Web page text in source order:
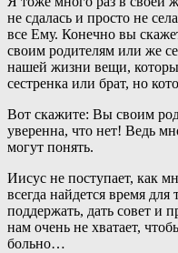
не сдалась и просто не
все Ему. Конечно вы
своим родителям или же
нашей жизни вещи,
сестренка или брат, но
Вот скажите: Вы своим
уверенна, что нет! Ведь
могут понять.
Иисус не поступает, как
всегда найдется время
поддержать, дать совет и
нам очень не хватает,
больно…